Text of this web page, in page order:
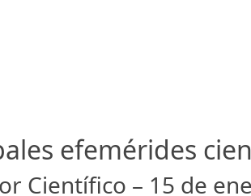
efemérides
Científico – 15 de